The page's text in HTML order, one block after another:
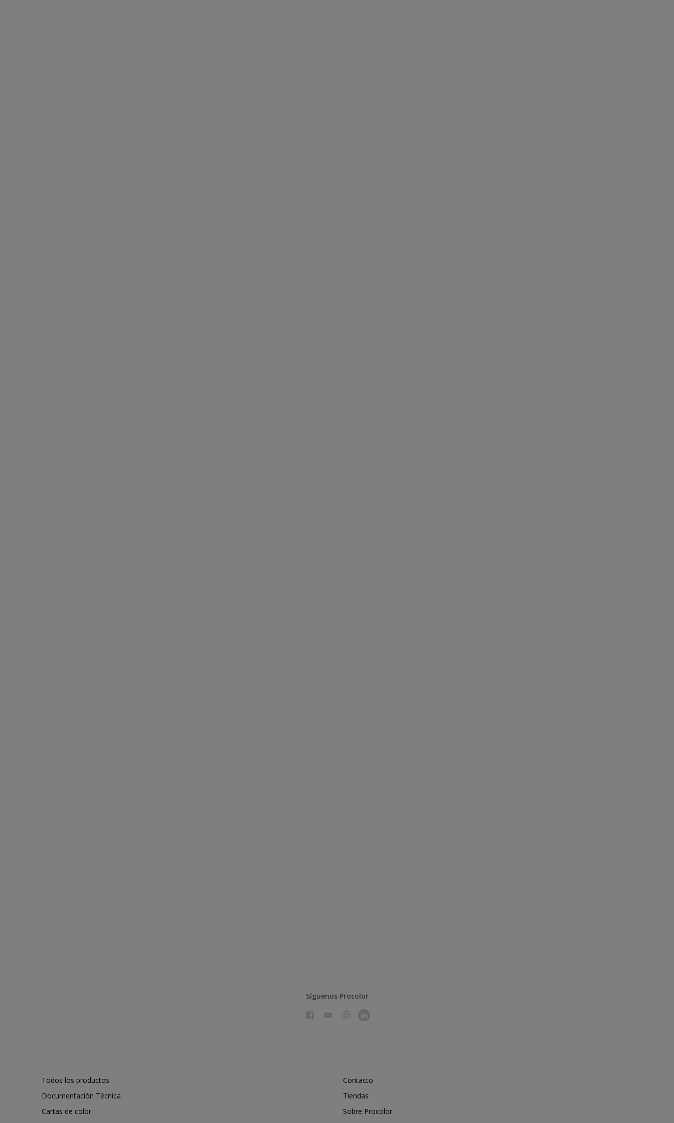
Síguenos Procolor
Todos los productos
Documentación Técnica
Cartas de color
Contacto
Tiendas
Sobre Procolor